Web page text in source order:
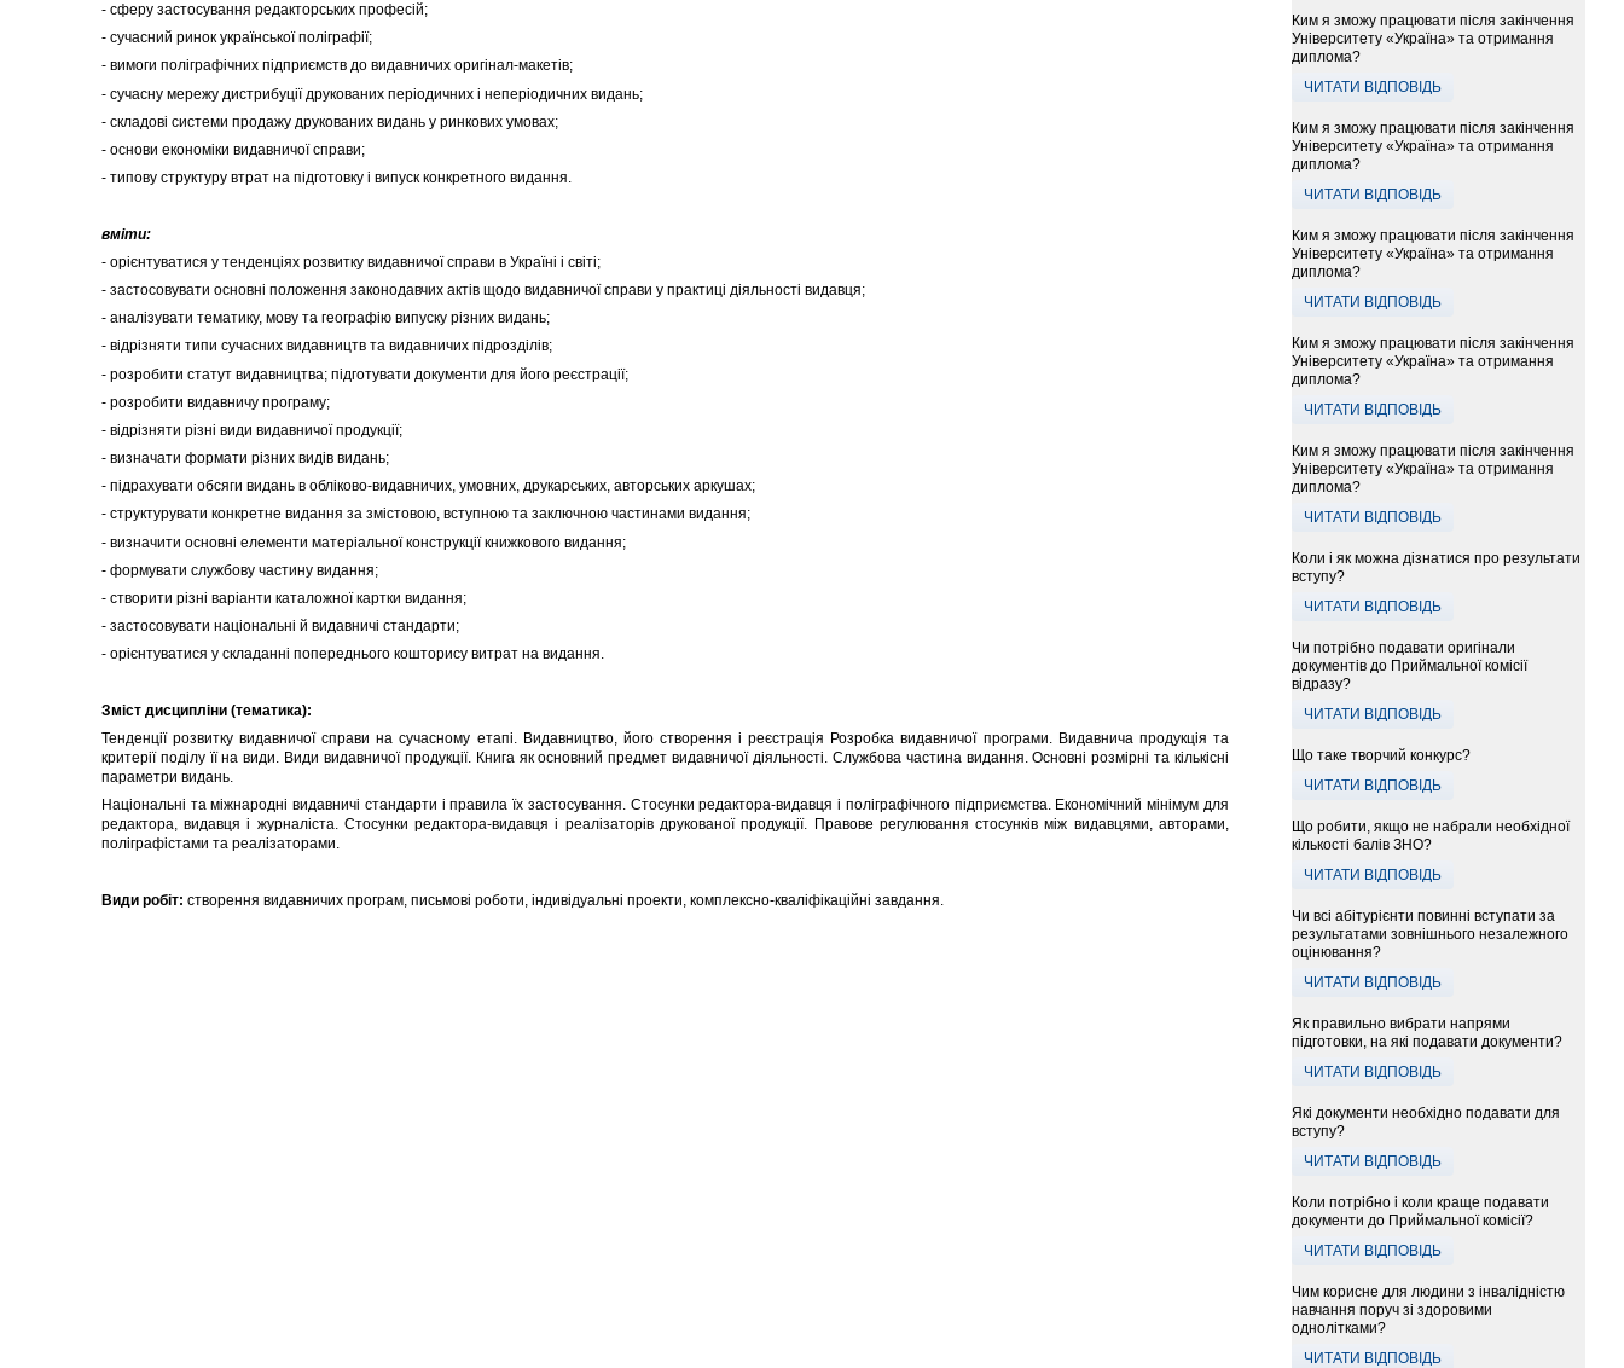
Ким я зможу працювати після закінчення
Університету «Україна» та отримання
диплома?
ЧИТАТИ ВІДПОВІДЬ
Ким я зможу працювати після закінчення
Університету «Україна» та отримання
диплома?
ЧИТАТИ ВІДПОВІДЬ
Ким я зможу працювати після закінчення
Університету «Україна» та отримання
диплома?
ЧИТАТИ ВІДПОВІДЬ
Ким я зможу працювати після закінчення
Університету «Україна» та отримання
диплома?
ЧИТАТИ ВІДПОВІДЬ
Ким я зможу працювати після закінчення
Університету «Україна» та отримання
диплома?
ЧИТАТИ ВІДПОВІДЬ
Коли і як можна дізнатися про результати
вступу?
ЧИТАТИ ВІДПОВІДЬ
Чи потрібно подавати оригінали
документів до Приймальної комісії
відразу?
ЧИТАТИ ВІДПОВІДЬ
Що таке творчий конкурс?
ЧИТАТИ ВІДПОВІДЬ
Що робити, якщо не набрали необхідної
кількості балів ЗНО?
ЧИТАТИ ВІДПОВІДЬ
Чи всі абітурієнти повинні вступати за
результатами зовнішнього незалежного
оцінювання?
ЧИТАТИ ВІДПОВІДЬ
Як правильно вибрати напрями
підготовки, на які подавати документи?
ЧИТАТИ ВІДПОВІДЬ
Які документи необхідно подавати для
вступу?
ЧИТАТИ ВІДПОВІДЬ
Коли потрібно і коли краще подавати
документи до Приймальної комісії?
ЧИТАТИ ВІДПОВІДЬ
Чим корисне для людини з інвалідністю
навчання поруч зі здоровими
однолітками?
ЧИТАТИ ВІДПОВІДЬ
- сферу застосування редакторських професій;
- сучасний ринок української поліграфії;
- вимоги поліграфічних підприємств до видавничих оригінал-макетів;
- сучасну мережу дистрибуції друкованих періодичних і неперіодичних видань;
- складові системи продажу друкованих видань у ринкових умовах;
- основи економіки видавничої справи;
- типову структуру втрат на підготовку і випуск конкретного видання.
вміти:
- орієнтуватися у тенденціях розвитку видавничої справи в Україні і світі;
- застосовувати основні положення законодавчих актів щодо видавничої справи у практиці діяльності видавця;
- аналізувати тематику, мову та географію випуску різних видань;
- відрізняти типи сучасних видавництв та видавничих підрозділів;
- розробити статут видавництва; підготувати документи для його реєстрації;
- розробити видавничу програму;
- відрізняти різні види видавничої продукції;
- визначати формати різних видів видань;
- підрахувати обсяги видань в обліково-видавничих, умовних, друкарських, авторських аркушах;
- структурувати конкретне видання за змістовою, вступною та заключною частинами видання;
- визначити основні елементи матеріальної конструкції книжкового видання;
- формувати службову частину видання;
- створити різні варіанти каталожної картки видання;
- застосовувати національні й видавничі стандарти;
- орієнтуватися у складанні попереднього кошторису витрат на видання.
Зміст дисципліни (тематика):
Тенденції розвитку видавничої справи на сучасному етапі. Видавництво, його створення і реєстрація Розробка видавничої програми. Видавнича продукція та
критерії поділу її на види. Види видавничої продукції. Книга як основний предмет видавничої діяльності. Службова частина видання. Основні розмірні та кількісні
параметри видань.
Національні та міжнародні видавничі стандарти і правила їх застосування. Стосунки редактора-видавця і поліграфічного підприємства. Економічний мінімум для
редактора, видавця і журналіста. Стосунки редактора-видавця і реалізаторів друкованої продукції. Правове регулювання стосунків між видавцями, авторами,
поліграфістами та реалізаторами.
Види робіт: створення видавничих програм, письмові роботи, індивідуальні проекти, комплексно-кваліфікаційні завдання.